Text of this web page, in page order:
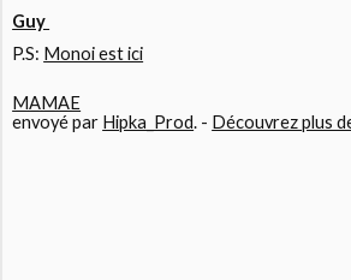
Guy
P.S: Monoi est ici
MAMAE
envoyé par Hipka_Prod. - Découvrez plus